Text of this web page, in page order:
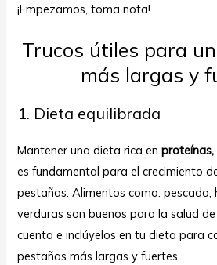
¡Empezamos, toma nota!
Trucos útiles para
más largas y
1. Dieta equilibrada
Mantener una dieta rica en
es fundamental para el crecimiento
pestañas. Alimentos como: pescado,
verduras son buenos para la salud
cuenta e inclúyelos en tu dieta para
pestañas más largas y fuertes.